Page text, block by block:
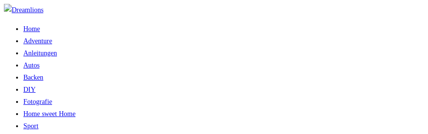
Zum
springen
Home
Adventure
Anleitungen
Autos
Backen
DIY
Fotografie
Home sweet Home
Sport